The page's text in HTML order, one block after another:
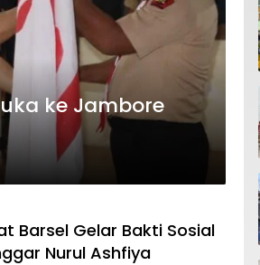
ke Jambore
Barsel Gelar Bakti Sosial
Nurul Ashfiya